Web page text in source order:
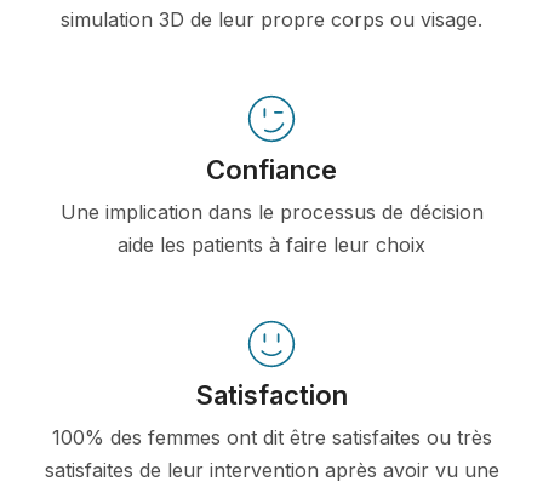
simulation 3D de leur propre corps ou visage.
Confiance
Une implication dans le processus de décision
aide les patients à faire leur choix
Satisfaction
100% des femmes ont dit être satisfaites ou très
satisfaites de leur intervention après avoir vu une